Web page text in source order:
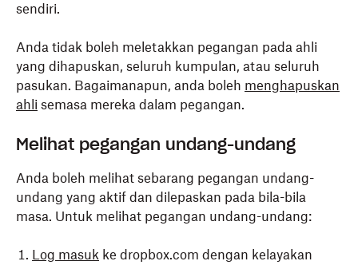
sendiri.
Anda tidak boleh meletakkan pegangan pada ahli
yang dihapuskan, seluruh kumpulan, atau seluruh
pasukan. Bagaimanapun, anda boleh menghapuskan
ahli semasa mereka dalam pegangan.
Melihat pegangan undang-undang
Anda boleh melihat sebarang pegangan undang-
undang yang aktif dan dilepaskan pada bila-bila
masa. Untuk melihat pegangan undang-undang:
Log masuk ke dropbox.com dengan kelayakan